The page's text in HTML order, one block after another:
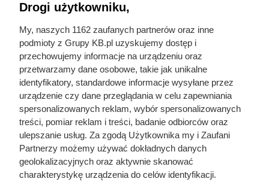
Drogi użytkowniku,
My, naszych 1162 zaufanych partnerów oraz inne
podmioty z Grupy KB.pl uzyskujemy dostęp i
przechowujemy informacje na urządzeniu oraz
przetwarzamy dane osobowe, takie jak unikalne
identyfikatory, standardowe informacje wysyłane przez
urządzenie czy dane przeglądania w celu zapewniania
spersonalizowanych reklam, wybór spersonalizowanych
treści, pomiar reklam i treści, badanie odbiorców oraz
ulepszanie usług. Za zgodą Użytkownika my i Zaufani
Partnerzy możemy używać dokładnych danych
geolokalizacyjnych oraz aktywnie skanować
charakterystykę urządzenia do celów identyfikacji.